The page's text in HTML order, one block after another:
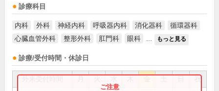
診療科目
内科 外科 神経内科 呼吸器内科 消化器科
循環器科
心臓血管外科
整形外科 肛門科 眼科 もっと見る
診療/受付時間・休診日
祝